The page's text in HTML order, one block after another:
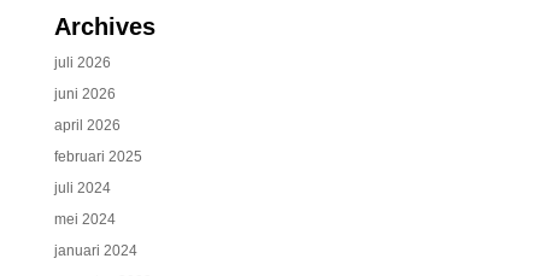
Archives
juli 2026
juni 2026
april 2026
februari 2025
juli 2024
mei 2024
januari 2024